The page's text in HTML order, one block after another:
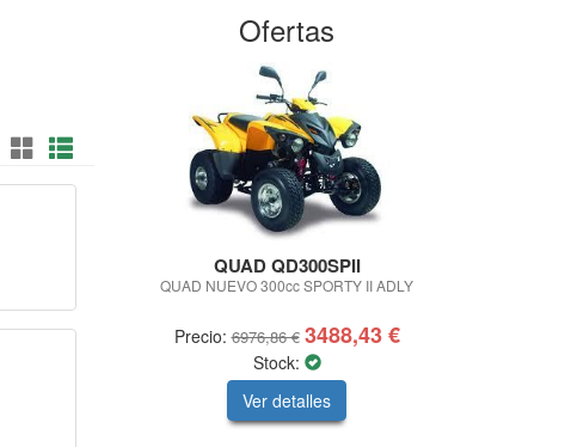
Ofertas
QUAD QD300SPII
QUAD NUEVO 300cc SPORTY II ADLY
Precio:6976,86 € 3488,43 €
Stock:
Ver detalles